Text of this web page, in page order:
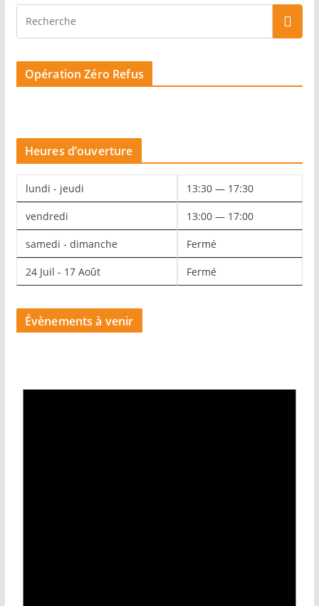
Opération Zéro Refus
Heures d’ouverture
lundi - jeudi 13:30 — 17:30
vendredi 13:00 — 17:00
samedi - dimanche Fermé
24 Juil - 17 Août Fermé
Évènements à venir